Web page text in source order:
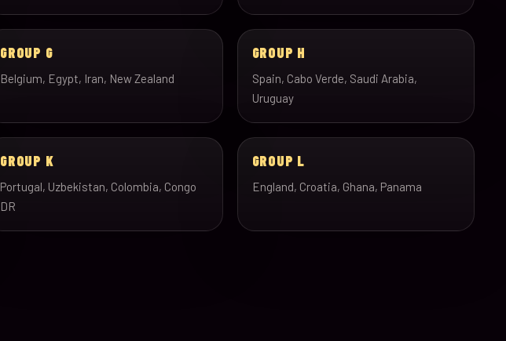
GROUP G
Belgium, Egypt, Iran, New Zealand
GROUP H
Spain, Cabo Verde, Saudi Arabia,
Uruguay
GROUP K
Portugal, Uzbekistan, Colombia, Congo
DR
GROUP L
England, Croatia, Ghana, Panama